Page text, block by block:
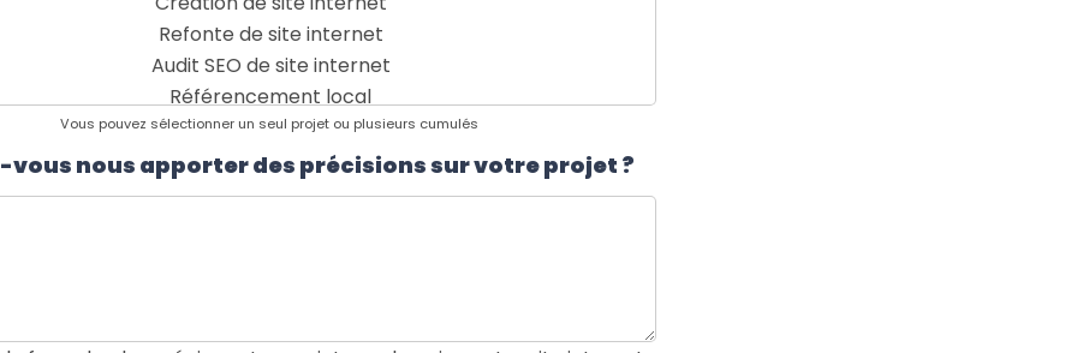
Vous pouvez sélectionner un seul projet ou plusieurs cumulés
vous nous apporter des précisions sur votre projet ?